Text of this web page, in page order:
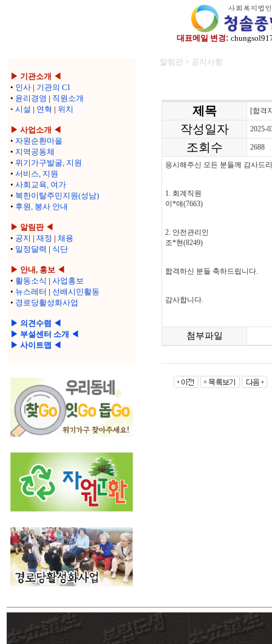
대표메일 변경:
▶ 기관소개 ◀
• 인사 | 기관의 CI
• 윤리경영 | 직원소개
• 시설 | 연혁 | 위치
▶ 사업소개 ◀
• 자원순환마을
• 지역공동체
• 위기가구발굴, 지원
• 서비스, 지원
• 사회교육, 여가
• 북한이탈주민지원(성남)
• 후원, 봉사 안내
▶ 알림판 ◀
• 공지 | 재정 | 채용
• 일정달력 | 식단
▶ 안내, 홍보 ◀
• 활동소식 | 사업홍보
• 뉴스레터 | 선배시민활동
• 경로당활성화사업
▶ 의견수렴 ◀
▶ 부설센터 소개 ◀
▶ 사이트맵 ◀
알림판 > 공지사항
제목 [합격
작성일자 2025-
조회수 2688
응시해주신 모든 분들께 감사드
1. 회계직원
이*애(7663)
2. 안전관리인
조*현(8249)
합격하신 분들 축하드립니다.
감사합니다.
첨부파일